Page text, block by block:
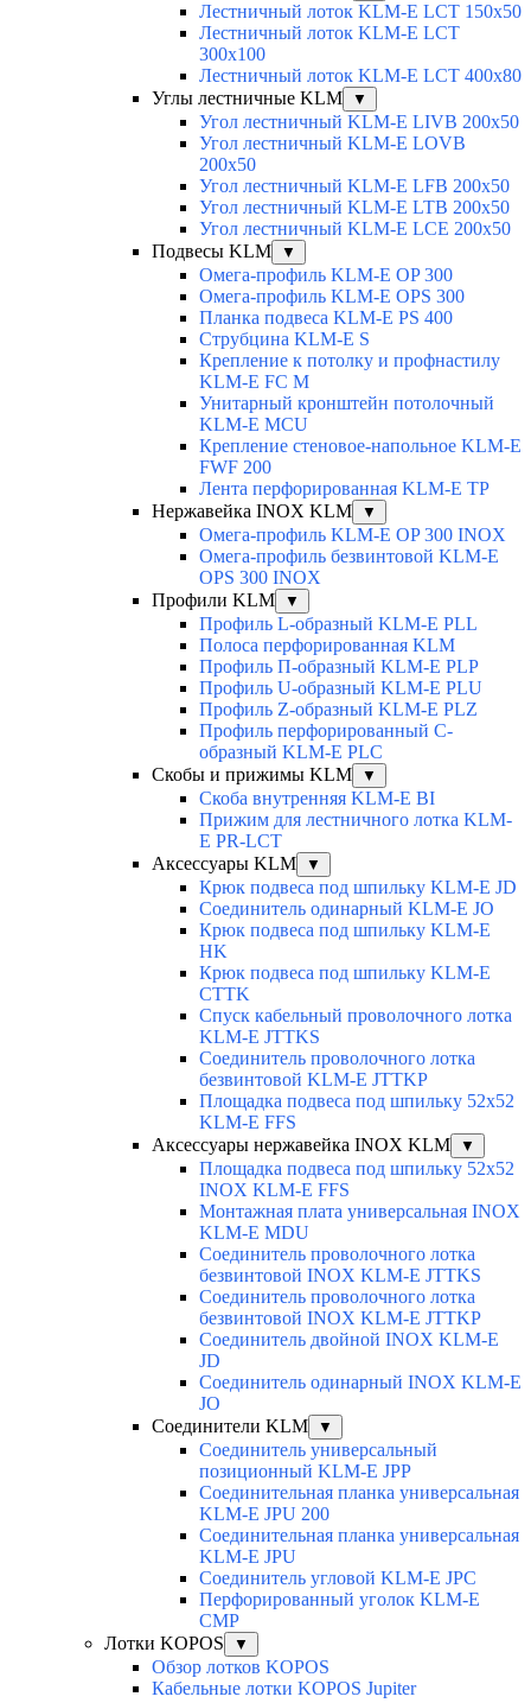
Лестничный лоток KLM-E LCT 150x50
Лестничный лоток KLM-E LCT
300x100
Лестничный лоток KLM-E LCT 400x80
Углы лестничные KLM
▼
Угол лестничный KLM-E LIVB 200x50
Угол лестничный KLM-E LOVB
200x50
Угол лестничный KLM-E LFB 200x50
Угол лестничный KLM-E LTB 200x50
Угол лестничный KLM-E LCE 200x50
Подвесы KLM
▼
Омега-профиль KLM-E OP 300
Омега-профиль KLM-E OPS 300
Планка подвеса KLM-E PS 400
Струбцина KLM-E S
Крепление к потолку и профнастилу
KLM-E FC M
Унитарный кронштейн потолочный
KLM-E MCU
Крепление стеновое-напольное KLM-E
FWF 200
Лента перфорированная KLM-E TP
Нержавейка INOX KLM
▼
Омега-профиль KLM-E OP 300 INOX
Омега-профиль безвинтовой KLM-E
OPS 300 INOX
Профили KLM
▼
Профиль L-образный KLM-E PLL
Полоса перфорированная KLM
Профиль П-образный KLM-E PLP
Профиль U-образный KLM-E PLU
Профиль Z-образный KLM-E PLZ
Профиль перфорированный C-
образный KLM-E PLC
Скобы и прижимы KLM
▼
Скоба внутренняя KLM-E BI
Прижим для лестничного лотка KLM-
E PR-LCT
Аксессуары KLM
▼
Крюк подвеса под шпильку KLM-E JD
Соединитель одинарный KLM-E JO
Крюк подвеса под шпильку KLM-E
HK
Крюк подвеса под шпильку KLM-E
CTTK
Спуск кабельный проволочного лотка
KLM-E JTTKS
Соединитель проволочного лотка
безвинтовой KLM-E JTTKP
Площадка подвеса под шпильку 52x52
KLM-E FFS
Аксессуары нержавейка INOX KLM
▼
Площадка подвеса под шпильку 52x52
INOX KLM-E FFS
Монтажная плата универсальная INOX
KLM-E MDU
Соединитель проволочного лотка
безвинтовой INOX KLM-E JTTKS
Соединитель проволочного лотка
безвинтовой INOX KLM-E JTTKP
Соединитель двойной INOX KLM-E
JD
Соединитель одинарный INOX KLM-E
JO
Соединители KLM
▼
Соединитель универсальный
позиционный KLM-E JPP
Соединительная планка универсальная
KLM-E JPU 200
Соединительная планка универсальная
KLM-E JPU
Соединитель угловой KLM-E JPC
Перфорированный уголок KLM-E
CMP
Лотки KOPOS
▼
Обзор лотков KOPOS
Кабельные лотки KOPOS Jupiter